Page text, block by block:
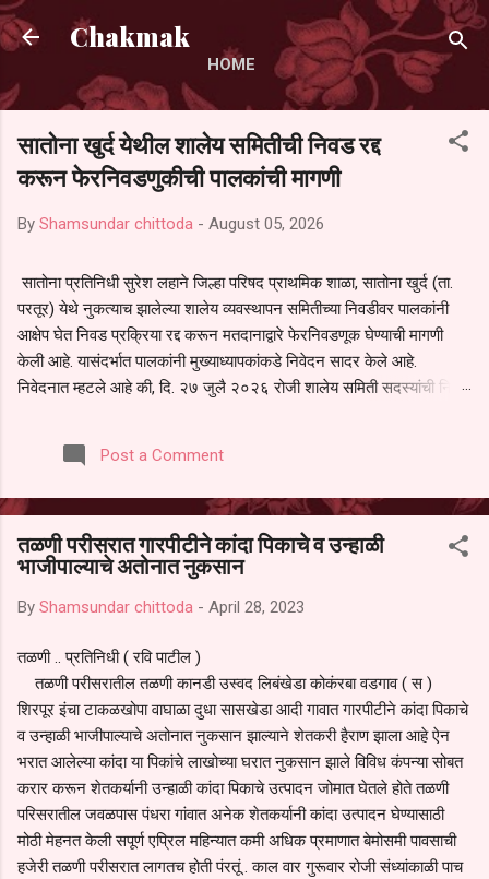
Skip to main content
Chakmak
HOME
सातोना खुर्द येथील शालेय समितीची निवड रद्द
करून फेरनिवडणुकीची पालकांची मागणी
By Shamsundar chittoda - August 05, 2026
सातोना प्रतिनिधी सुरेश लहाने जिल्हा परिषद प्राथमिक शाळा, सातोना खुर्द (ता.
परतूर) येथे नुकत्याच झालेल्या शालेय व्यवस्थापन समितीच्या निवडीवर पालकांनी
आक्षेप घेत निवड प्रक्रिया रद्द करून मतदानाद्वारे फेरनिवडणूक घेण्याची मागणी
केली आहे. यासंदर्भात पालकांनी मुख्याध्यापकांकडे निवेदन सादर केले आहे.
निवेदनात म्हटले आहे की, दि. २७ जुलै २०२६ रोजी शालेय समिती सदस्यांची निवड
पालकांना देण्यात आली नसल्याने मोठ्या संख्येने पालक बैठकीस उपस्थित राहू शकले
नाहीत. तसेच सर्व पालकांना विश्वासात न घेता निवड प्रक्रिया पूर्ण करण्यात
करण्यात यावी आणि सर्व पालकांच्या उपस्थितीत मतदान पद्धतीने शालेय समितीची
फेरनिवडणूक घेण्यात यावी, अशी मागणी पालकांनी केली आहे. या निवेदनाच्या प्रती
जिल्हा शिक्षण अधिकारी (प्राथमिक), जालना तसेच तालुका शिक्षण अधिकारी,
परतूर यांनाही पाठविण्यात आल्या असून प्रशासन याबाबत काय निर्णय घेते, याकडे
Post a Comment
तळणी परीसरात गारपीटीने कांदा पिकाचे व उन्हाळी
भाजीपाल्याचे अतोनात नुकसान
By Shamsundar chittoda - April 28, 2023
तळणी .. प्रतिनिधी ( रवि पाटील )
तळणी परीसरातील तळणी कानडी उस्वद लिबंखेडा कोकंरबा वडगाव ( स )
शिरपूर इंचा टाकळखोपा वाघाळा दुधा सासखेडा आदी गावात गारपीटीने कांदा पिकाचे
व उन्हाळी भाजीपाल्याचे अतोनात नुकसान झाल्याने शेतकरी हैराण झाला आहे ऐन
भरात आलेल्या कांदा या पिकांचे लाखोच्या घरात नुकसान झाले विविध कंपन्या सोबत
करार करून शेतकर्यानी उन्हाळी कांदा पिकाचे उत्पादन जोमात घेतले होते तळणी
परिसरातील जवळपास पंधरा गांवात अनेक शेतकर्यानी कांदा उत्पादन घेण्यासाठी
मोठी मेहनत केली सपूर्ण एप्रिल महिन्यात कमी अधिक प्रमाणात बेमोसमी पावसाची
हजेरी तळणी परीसरात लागतच होती पंरतूं . काल वार गुरूवार रोजी संध्यांकाळी पाच